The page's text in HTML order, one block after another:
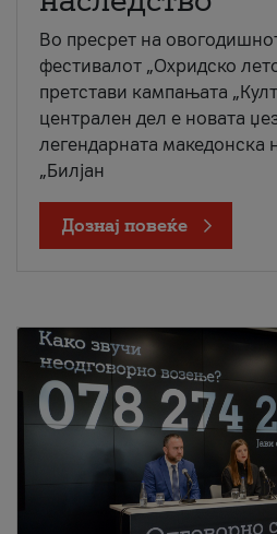
Во пресрет на
фестивалот „Охридско
претстави кампањата
централен дел е новата
легендарната македонска
„Билјан
Дознај повеќе